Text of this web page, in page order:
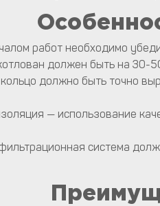
работ необходимо
должен быть на 30-
должно быть точно
— использование
система